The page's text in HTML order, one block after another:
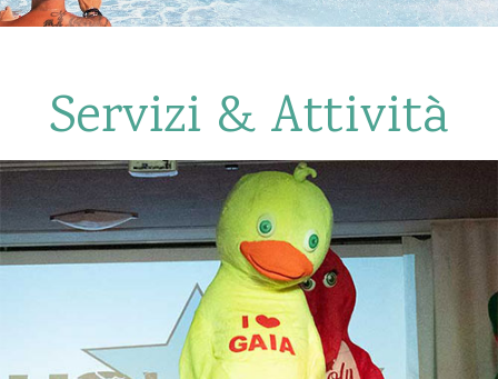
Servizi & Attività